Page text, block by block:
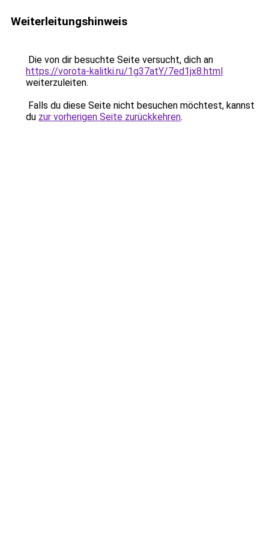
Weiterleitungshinweis
Die von dir besuchte Seite versucht, dich an
https://vorota-kalitki.ru/1g37atY/7ed1jx8.html
weiterzuleiten.
Falls du diese Seite nicht besuchen möchtest, kannst
du zur vorherigen Seite zurückkehren.